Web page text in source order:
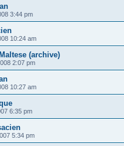
3:44 pm
10:24 am
(archive)
2:07 pm
10:27 am
6:35 pm
5:34 pm